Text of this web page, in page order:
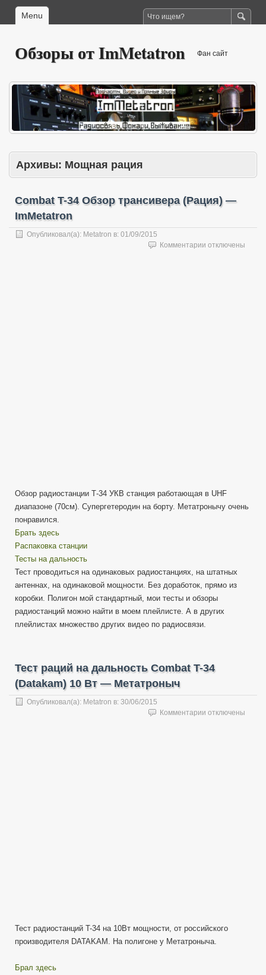
Menu
Обзоры от ImMetatron Фан сайт
Архивы: Мощная рация
Combat T-34 Обзор трансивера (Рация) —
ImMetatron
Опубликовал(а): Metatron в: 01/09/2015
Комментарии котключены
Обзор радиостанции Т-34 УКВ станция работающая в UHF
диапазоне (70см). Супергетеродин на борту. Метатронычу очень
понравился.
Брать здесь
Распаковка станции
Тесты на дальность
Тест проводиться на одинаковых радиостанциях, на штатных
антеннах, на одинаковой мощности. Без доработок, прямо из
коробки. Полигон мой стандартный, мои тесты и обзоры
радиостанций можно найти в моем плейлисте. А в других
плейлистах множество других видео по радиосвязи.
Тест раций на дальность Combat T-34
(Datakam) 10 Вт — Метатроныч
Опубликовал(а): Metatron в: 30/06/2015
Комментарии котключены
Тест радиостанций T-34 на 10Вт мощности, от российского
производителя DATAKAM. На полигоне у Метатроныча.
Брал здесь